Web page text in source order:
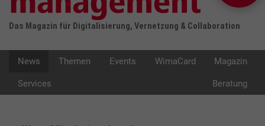
Das Magazin für Digitalisierung, Vernetzung & Collaboration
News Themen Events WimaCard Magazin
Services Beratung